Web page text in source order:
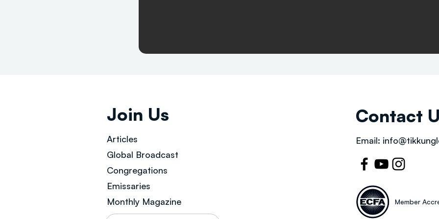
Join Us
Articles
Global Broadcast
Congregations
Emissaries
Monthly Magazine
Contact
Email:
Member